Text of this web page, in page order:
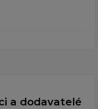
a dodavatelé